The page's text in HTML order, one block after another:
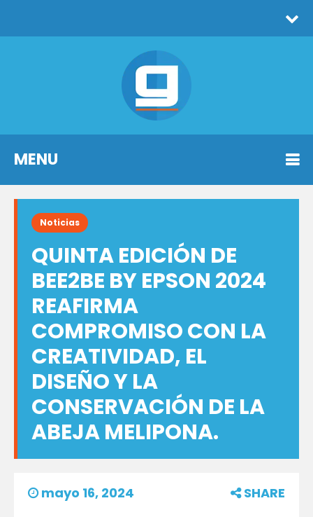
MENU
Noticias
QUINTA EDICIÓN DE
BEE2BE BY EPSON 2024
REAFIRMA
COMPROMISO CON LA
CREATIVIDAD, EL
DISEÑO Y LA
CONSERVACIÓN DE LA
ABEJA MELIPONA.
mayo 16, 2024 SHARE